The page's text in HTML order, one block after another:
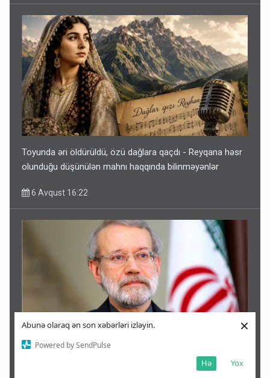
Abunə olaraq ən son xəbərləri izləyin.
Powered by SendPulse
Yox
Hə
×
Toyunda əri öldürüldü, özü dağlara qaçdı - Reyqana həsr
olunduğu düşünülən mahnı haqqında bilinməyənlər
6 Avqust 16:22
Laricaninin öldürülməsi barədə yeni xəbər: Oğlu vasitəsilə